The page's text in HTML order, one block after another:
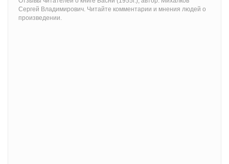
Сергей Владимирович. Читайте комментарии и мнения людей о
произведении.